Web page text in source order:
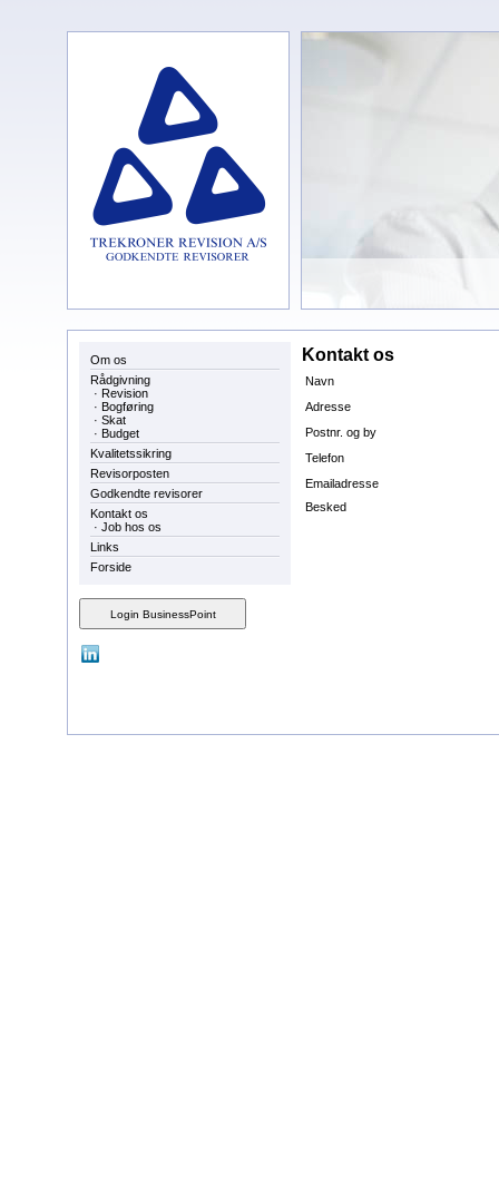
Om os
Rådgivning
· Revision
· Bogføring
· Skat
· Budget
Kvalitetssikring
Revisorposten
Godkendte revisorer
Kontakt os
· Job hos os
Links
Forside
Kontakt os
Navn
Adresse
Postnr. og by
Telefon
Emailadresse
Besked